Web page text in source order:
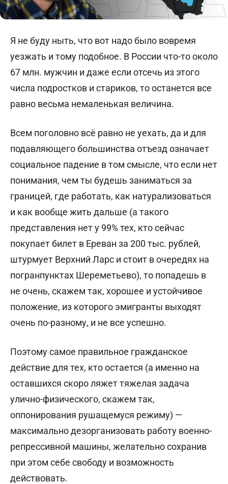
Я не буду ныть, что вот надо было вовремя
уезжать и тому подобное. В России что-то около
67 млн. мужчин и даже если отсечь из этого
числа подростков и стариков, то останется все
равно весьма немаленькая величина.
Всем поголовно всё равно не уехать, да и для
подавляющего большинства отъезд означает
социальное падение в том смысле, что если нет
понимания, чем ты будешь заниматься за
границей, где работать, как натурализоваться
и как вообще жить дальше (а такого
представления нет у 99% тех, кто сейчас
покупает билет в Ереван за 200 тыс. рублей,
штурмует Верхний Ларс и стоит в очередях на
погранпунктах Шереметьево), то попадешь в
не очень, скажем так, хорошее и устойчивое
положение, из которого эмигранты выходят
очень по-разному, и не все успешно.
Поэтому самое правильное гражданское
действие для тех, кто остается (а именно на
оставшихся скоро ляжет тяжелая задача
улично-физического, скажем так,
оппонирования рушащемуся режиму) —
максимально дезорганизовать работу военно-
репрессивной машины, желательно сохранив
при этом себе свободу и возможность
действовать.